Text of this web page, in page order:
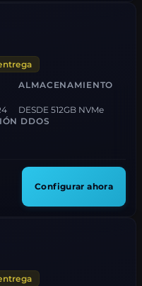
ALMACENAMIENTO
DESDE 512GB NVMe
DDOS
Configurar ahora